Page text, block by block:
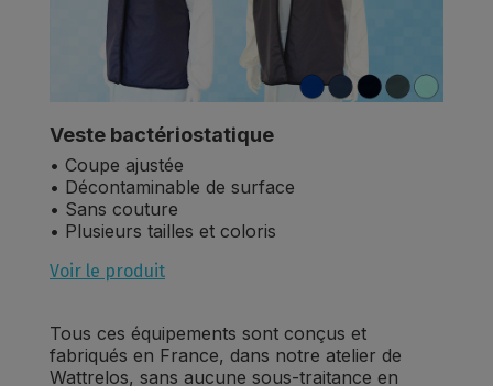
Veste bactériostatique
• Coupe ajustée
• Décontaminable de surface
• Sans couture
• Plusieurs tailles et coloris
Voir le produit
Tous ces équipements sont conçus et
fabriqués en France, dans notre atelier de
Wattrelos, sans aucune sous-traitance en